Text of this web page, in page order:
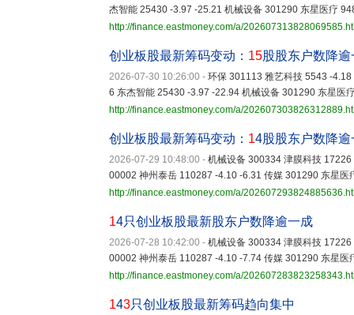
杰智能 25430 -3.97 -25.21 机械设备 301290 东星医疗
http://finance.eastmoney.com/a/
创业板股最新筹码变动： 15股股东户数降逾
2026-07-30 10:26:00 - 环保 301113 雅艺科技 5543 -
6 东杰智能 25430 -3.97 -22.94 机械设备 301290 东星医
http://finance.eastmoney.com/a/
创业板股最新筹码变动： 14股股东户数降逾
2026-07-29 10:48:00 - 机械设备 300334 津膜科技
00002 神州泰岳 110287 -4.10 -6.31 传媒 301290 东星
http://finance.eastmoney.com/a/
14只创业板股最新股东户数降逾一成
2026-07-28 10:42:00 - 机械设备 300334 津膜科技
00002 神州泰岳 110287 -4.10 -7.74 传媒 301290 东星
http://finance.eastmoney.com/a/
143只创业板股最新筹码趋向集中